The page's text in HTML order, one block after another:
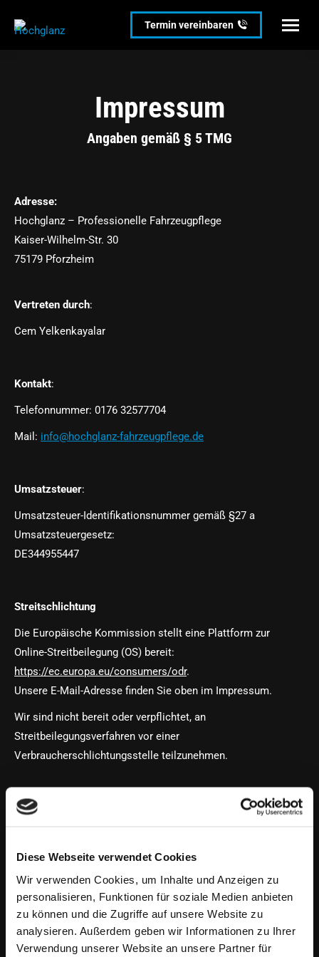
Diese Webseite verwendet Cookies
Wir verwenden Cookies, um Inhalte und Anzeigen zu
personalisieren, Funktionen für soziale Medien anbieten
zu können und die Zugriffe auf unsere Website zu
analysieren. Außerdem geben wir Informationen zu Ihrer
Verwendung unserer Website an unsere Partner für
Termin vereinbaren
Impressum
Angaben gemäß § 5 TMG
Adresse:
Hochglanz – Professionelle Fahrzeugpflege
Kaiser-Wilhelm-Str. 30
75179 Pforzheim
Vertreten durch:
Cem Yelkenkayalar
Kontakt:
Telefonnummer: 0176 32577704
Mail: info@hochglanz-fahrzeugpflege.de
Umsatzsteuer:
Umsatzsteuer-Identifikationsnummer gemäß §27 a
Umsatzsteuergesetz:
DE344955447
Streitschlichtung
Die Europäische Kommission stellt eine Plattform zur
Online-Streitbeilegung (OS) bereit:
https://ec.europa.eu/consumers/odr.
Unsere E-Mail-Adresse finden Sie oben im Impressum.
Wir sind nicht bereit oder verpflichtet, an
Streitbeilegungsverfahren vor einer
Verbraucherschlichtungsstelle teilzunehmen.
Haftung für Inhalte
eigene Inhalte auf diesen Seiten nach den allgemeinen
Gesetzen verantwortlich. Nach §§ 8 bis 10 TMG sind wir als
Diensteanbieter jedoch nicht verpflichtet, übermittelte oder
gespeicherte fremde Informationen zu überwachen oder nach
Umständen zu forschen, die auf eine rechtswidrige Tätigkeit
hinweisen.